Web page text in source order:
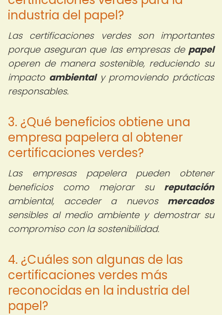
industria del papel?
Las certificaciones verdes son importantes
porque aseguran que las empresas de papel
operen de manera sostenible, reduciendo su
impacto ambientaly promoviendo prácticas
responsables.
3. ¿Qué beneficios obtiene una
empresa papelera al obtener
certificaciones verdes?
Las empresas papelera pueden obtener
beneficios como mejorar su reputación
ambiental, acceder a nuevos mercados
sensibles al medio ambiente y demostrar su
compromiso con la sostenibilidad.
4. ¿Cuáles son algunas de las
certificaciones verdes más
reconocidas en la industria del
papel?